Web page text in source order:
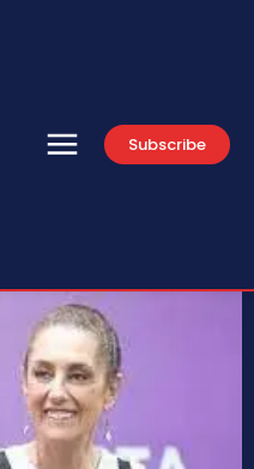
Subscribe